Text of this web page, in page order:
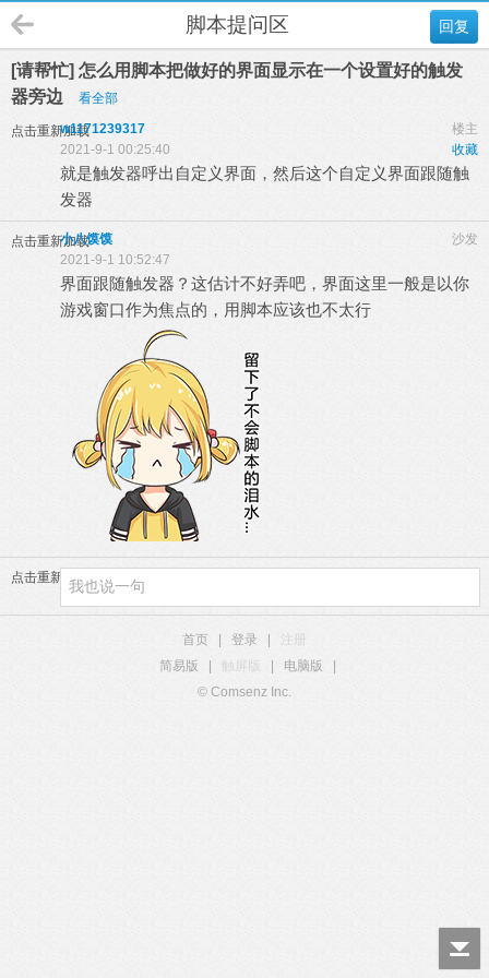
回复
脚本提问区
[请帮忙] 怎么用脚本把做好的界面显示在一个设置好的触发
器旁边
看全部
点击重新加载 楼主
w1171239317
收藏
2021-9-1 00:25:40
就是触发器呼出自定义界面，然后这个自定义界面跟随触
发器
点击重新加载 沙发
小八馍馍
2021-9-1 10:52:47
界面跟随触发器？这估计不好弄吧，界面这里一般是以你
游戏窗口作为焦点的，用脚本应该也不太行
点击重新加载
首页 登录
注册
简易版
触屏版 电脑版
© Comsenz Inc.